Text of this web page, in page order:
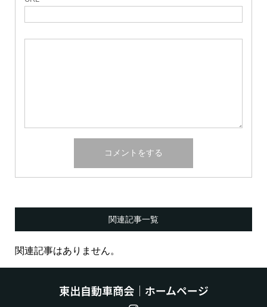
関連記事一覧
関連記事はありません。
東出自動車商会｜ホームページ